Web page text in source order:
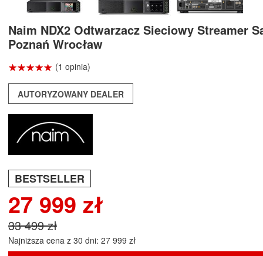
Naim NDX2 Odtwarzacz Sieciowy Streamer
Poznań Wrocław
☆☆☆☆☆
★★★★★ (1 opinia)
AUTORYZOWANY DEALER
BESTSELLER
27 999 zł
33 499 zł
Najniższa cena z 30 dni: 27 999 zł